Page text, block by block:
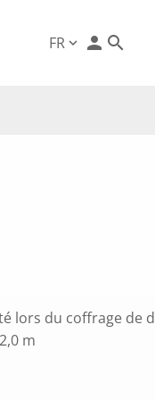
FR expand_more person
lors du coffrage de
m